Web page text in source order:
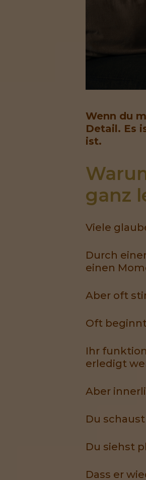
Wenn du
Detail. Es
ist.
ganz
Viele
Durch
einen
Aber oft
Oft
Ihr
erledigt
Aber
Du
Du siehst
Dass er